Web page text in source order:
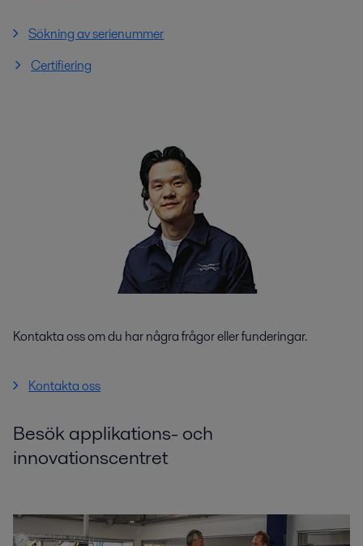
Sökning av serienummer
Certifiering
Kontakta oss om du har några frågor eller funderingar.
Kontakta oss
Besök applikations- och
innovationscentret